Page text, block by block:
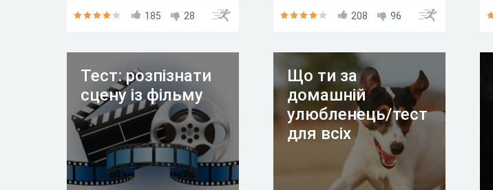
185 28 208 96
Тест: розпізнати
сцену із фільму
Що ти за
домашній
улюбленець/тест
для всіх